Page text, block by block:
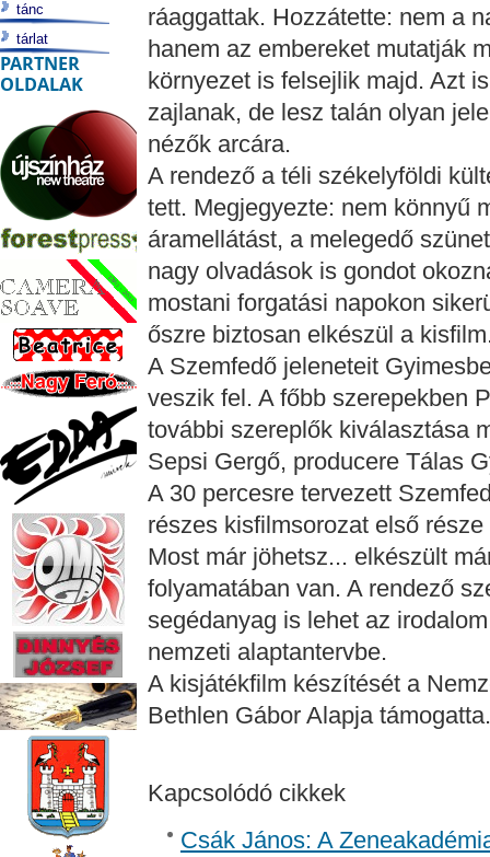
ráaggattak. Hozzátette: nem a
hanem az embereket mutatják
környezet is felsejlik majd. Azt
zajlanak, de lesz talán olyan
nézők arcára.
A rendező a téli székelyföldi
tett. Megjegyezte: nem könnyű
áramellátást, a melegedő
nagy olvadások is gondot
mostani forgatási napokon
őszre biztosan elkészül a
A Szemfedő jeleneteit
veszik fel. A főbb szerepekben
további szereplők kiválasztása
Sepsi Gergő, producere Tálas
A 30 percesre tervezett
részes kisfilmsorozat első
Most már jöhetsz... elkészült
folyamatában van. A rendező
segédanyag is lehet az
nemzeti alaptantervbe.
A kisjátékfilm készítését a
Bethlen Gábor Alapja támogatta.
Kapcsolódó cikkek
Csák János: A
tánc
tárlat
PARTNER
OLDALAK